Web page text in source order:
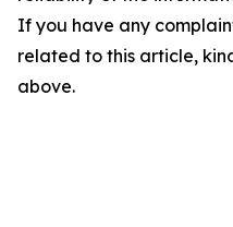
If you have any
related to this article,
above.